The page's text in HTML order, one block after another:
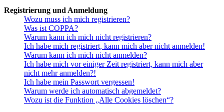
Registrierung und Anmeldung
Wozu muss ich mich registrieren?
Was ist COPPA?
Warum kann ich mich nicht registrieren?
Ich habe mich registriert, kann mich aber nicht anmelden!
Warum kann ich mich nicht anmelden?
Ich habe mich vor einiger Zeit registriert, kann mich aber
nicht mehr anmelden?!
Ich habe mein Passwort vergessen!
Warum werde ich automatisch abgemeldet?
Wozu ist die Funktion „Alle Cookies löschen“?